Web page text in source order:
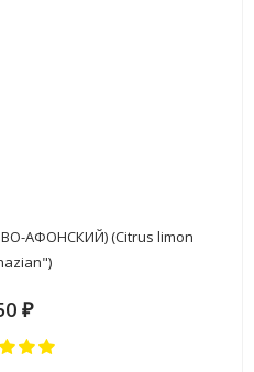
АФОНСКИЙ) (Citrus limon
₽